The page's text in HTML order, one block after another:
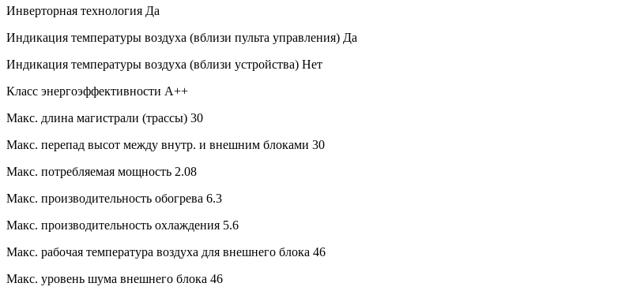
Инверторная технология Да
Индикация температуры воздуха (вблизи пульта управления) Да
Индикация температуры воздуха (вблизи устройства) Нет
Класс энергоэффективности A++
Макс. длина магистрали (трассы) 30
Макс. перепад высот между внутр. и внешним блоками 30
Макс. потребляемая мощность 2.08
Макс. производительность обогрева 6.3
Макс. производительность охлаждения 5.6
Макс. рабочая температура воздуха для внешнего блока 46
Макс. уровень шума внешнего блока 46